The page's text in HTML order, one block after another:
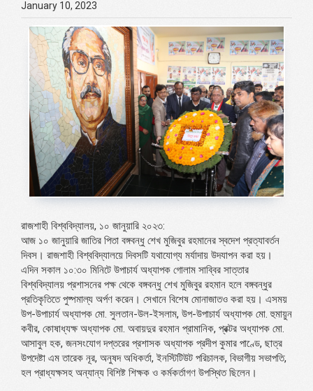
January 10, 2023
রাজশাহী বিশ্ববিদ্যালয়, ১০ জানুয়ারি ২০২৩:
আজ ১০ জানুয়ারি জাতির পিতা বঙ্গবন্ধু শেখ মুজিবুর রহমানের স্বদেশ প্রত্যাবর্তন
দিবস। রাজশাহী বিশ্ববিদ্যালয়ে দিবসটি যথাযোগ্য মর্যাদায় উদযাপন করা হয়।
এদিন সকাল ১০:৩০ মিনিটে উপাচার্য অধ্যাপক গোলাম সাব্বির সাত্তার
বিশ্ববিদ্যালয় প্রশাসনের পক্ষ থেকে বঙ্গবন্ধু শেখ মুজিবুর রহমান হলে বঙ্গবন্ধুর
প্রতিকৃতিতে পুষ্পমাল্য অর্পণ করেন। সেখানে বিশেষ মোনাজাতও করা হয়। এসময়
উপ-উপাচার্য অধ্যাপক মো. সুলতান-উল-ইসলাম, উপ-উপাচার্য অধ্যাপক মো. হুমায়ুন
কবীর, কোষাধ্যক্ষ অধ্যাপক মো. অবায়দুর রহমান প্রামানিক, প্রক্টর অধ্যাপক মো.
আসাবুল হক, জনসংযোগ দপ্তরের প্রশাসক অধ্যাপক প্রদীপ কুমার পাণ্ডে, ছাত্র
উপদেষ্টা এম তারেক নূর, অনুষদ অধিকর্তা, ইনস্টিটিউট পরিচালক, বিভাগীয় সভাপতি,
হল প্রাধ্যক্ষসহ অন্যান্য বিশিষ্ট শিক্ষক ও কর্মকর্তাগণ উপস্থিত ছিলেন।